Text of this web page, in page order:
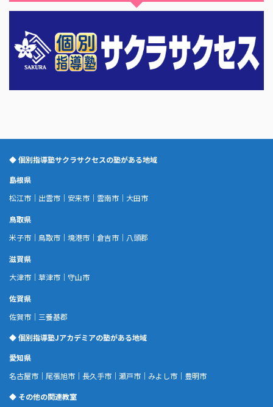
◆ 個別指導塾サクラサクセスの塾がある地域
島根県
松江市 ｜ 出雲市 ｜ 安来市 ｜ 雲南市 ｜ 大田市
鳥取県
米子市 ｜ 鳥取市 ｜ 境港市 ｜ 倉吉市 ｜ 八頭郡
滋賀県
大津市 ｜ 草津市 ｜ 守山市
佐賀県
佐賀市 ｜ 三養基郡
◆ 個別指導塾Jアカデミアの塾がある地域
愛知県
名古屋市 ｜ 尾張旭市 ｜ 長久手市 ｜ 瀬戸市 ｜ みよし市 ｜ 豊明市
◆ その他の関連教室